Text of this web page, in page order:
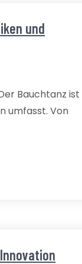
und
Bauchtanz ist
umfasst. Von